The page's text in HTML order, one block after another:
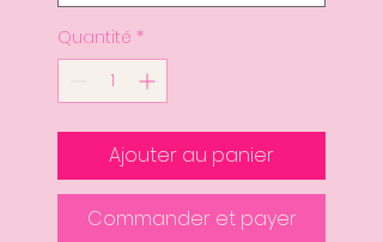
Quantité *
Ajouter au panier
Commander et payer